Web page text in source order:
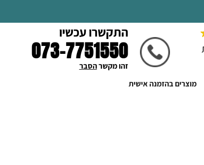
התקשרו עכשיו
073-7751550
זהו מקשר הסבר
מוצרים בהזמנה אישית